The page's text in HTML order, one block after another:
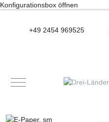
Konfigurationsbox öffnen
+49 2454 969525
Mobile Menu Toggle